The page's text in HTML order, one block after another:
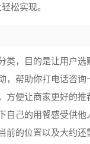
松实现。
，目的是让用户选
帮助你打电话咨询
便让商家更好的推
己的用餐感受供他
的位置以及大约还